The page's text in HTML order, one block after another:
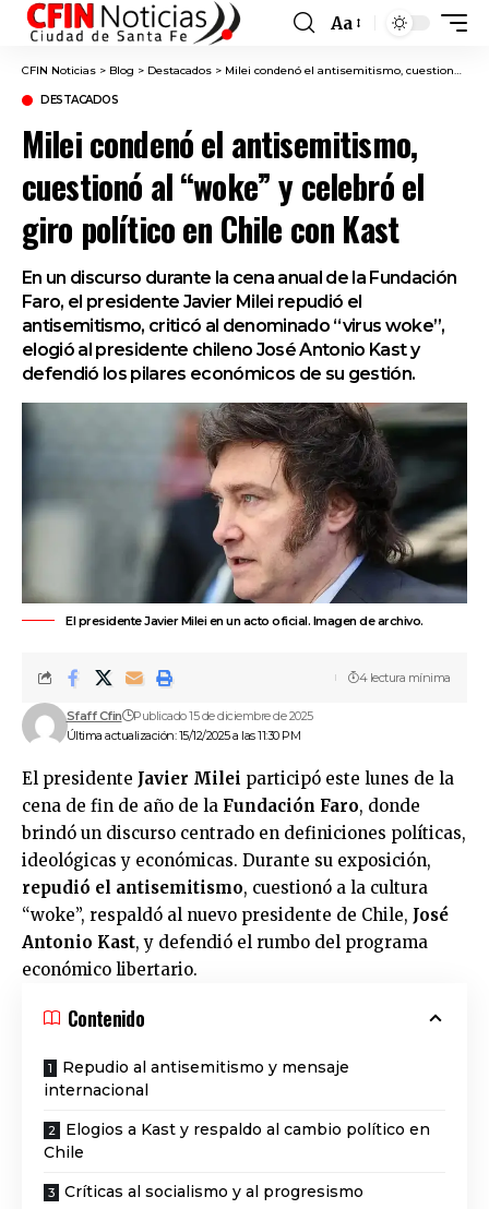
Font
Resizer
Aa
CFIN Noticias > Blog > Destacados > Milei condenó el antisemitismo, cuestionó al “woke” y celebró el giro político en Chile con Kast
DESTACADOS
Milei condenó el antisemitismo,
cuestionó al “woke” y celebró el
giro político en Chile con Kast
En un discurso durante la cena anual de la Fundación
Faro, el presidente Javier Milei repudió el
antisemitismo, criticó al denominado “virus woke”,
elogió al presidente chileno José Antonio Kast y
defendió los pilares económicos de su gestión.
El presidente Javier Milei en un acto oficial. Imagen de archivo.
Última actualización: 15/12/2025 a las 11:30 PM
Sfaff Cfin Publicado 15 de diciembre de 2025
4 lectura mínima
El presidente Javier Milei participó este lunes de la
cena de fin de año de la Fundación Faro, donde
brindó un discurso centrado en definiciones políticas,
ideológicas y económicas. Durante su exposición,
repudió el antisemitismo, cuestionó a la cultura
“woke”, respaldó al nuevo presidente de Chile, José
Antonio Kast, y defendió el rumbo del programa
económico libertario.
Contenido
Repudio al antisemitismo y mensaje
internacional
Elogios a Kast y respaldo al cambio político en
Chile
Críticas al socialismo y al progresismo